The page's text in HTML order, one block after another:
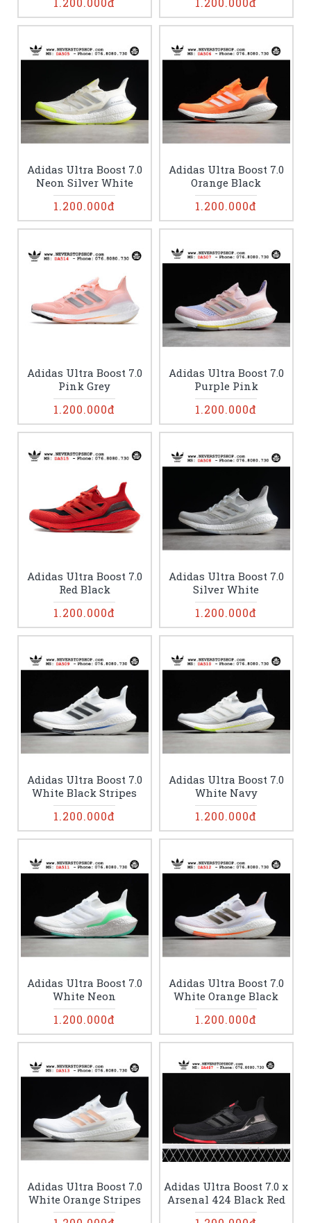
Adidas Ultra Boost 7.0
Neon Silver White
1.200.000đ
Adidas Ultra Boost 7.0
Orange Black
1.200.000đ
Adidas Ultra Boost 7.0
Pink Grey
1.200.000đ
Adidas Ultra Boost 7.0
Purple Pink
1.200.000đ
Adidas Ultra Boost 7.0
Red Black
1.200.000đ
Adidas Ultra Boost 7.0
Silver White
1.200.000đ
Adidas Ultra Boost 7.0
White Black Stripes
1.200.000đ
Adidas Ultra Boost 7.0
White Navy
1.200.000đ
Adidas Ultra Boost 7.0
White Neon
1.200.000đ
Adidas Ultra Boost 7.0
White Orange Black
1.200.000đ
Adidas Ultra Boost 7.0
White Orange Stripes
Adidas Ultra Boost 7.0 x
Arsenal 424 Black Red